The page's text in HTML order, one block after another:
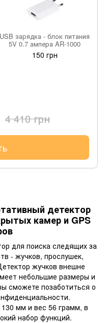
USB зарядка - блок питания
5V 0.7 ампера AR-1000
150 грн
4 410 грн
детектор
камер и GPS
для поиска следящих за
- жучков, прослушек,
жучков внешне
небольшие размеры и
сможете позаботиться о
мм и вес 56 грамм, в
набор функций.